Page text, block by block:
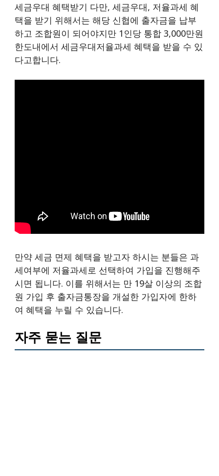
세금우대 혜택받기 다만, 세금우대, 저율과세 혜
택을 받기 위해서는 해당 신협에 출자금을 납부
하고 조합원이 되어야지만 1인당 통합 3,000만원
한도내에서 세금우대저율과세 혜택을 받을 수 있
다고합니다.
만약 세금 면제 혜택을 받고자 하시는 분들은 과
세여부에 저율과세로 선택하여 가입을 진행해주
시면 됩니다. 이를 위해서는 만 19살 이상의 조합
원 가입 후 출자금통장을 개설한 가입자에 한하
여 혜택을 누릴 수 있습니다.
자주 묻는 질문